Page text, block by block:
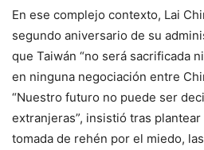
En ese complejo contexto, Lai
segundo aniversario de su
que Taiwán “no será sacrificada
en ninguna negociación entre
“Nuestro futuro no puede ser
extranjeras”, insistió tras
tomada de rehén por el miedo,